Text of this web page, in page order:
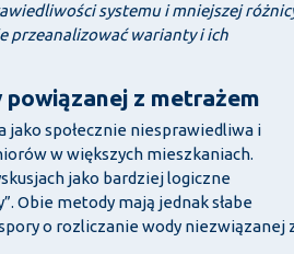
systemu i mniejszej
przeanalizować warianty i ich
z metrażem
jako społecznie niesprawiedliwa i
w większych mieszkaniach.
jako bardziej logiczne
Obie metody mają jednak słabe
o rozliczanie wody niezwiązanej